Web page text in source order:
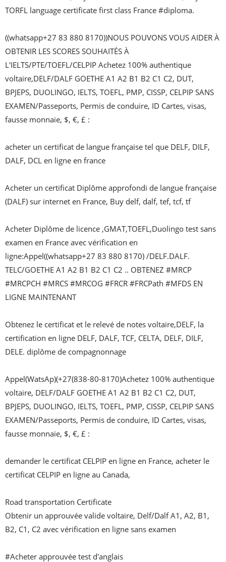
TORFL language certificate first class France #diploma.
((whatsapp+27 83 880 8170))NOUS POUVONS VOUS AIDER À
OBTENIR LES SCORES SOUHAITÉS À
L'IELTS/PTE/TOEFL/CELPIP Achetez 100% authentique
voltaire,DELF/DALF GOETHE A1 A2 B1 B2 C1 C2, DUT,
BPJEPS, DUOLINGO, IELTS, TOEFL, PMP, CISSP, CELPIP SANS
EXAMEN/Passeports, Permis de conduire, ID Cartes, visas,
fausse monnaie, $, €, £ :
acheter un certificat de langue française tel que DELF, DILF,
DALF, DCL en ligne en france
Acheter un certificat Diplôme approfondi de langue française
(DALF) sur internet en France, Buy delf, dalf, tef, tcf, tf
Acheter Diplôme de licence ,GMAT,TOEFL,Duolingo test sans
examen en France avec vérification en
ligne:Appel((whatsapp+27 83 880 8170) /DELF.DALF.
TELC/GOETHE A1 A2 B1 B2 C1 C2 .. OBTENEZ #MRCP
#MRCPCH #MRCS #MRCOG #FRCR #FRCPath #MFDS EN
LIGNE MAINTENANT
Obtenez le certificat et le relevé de notes voltaire,DELF, la
certification en ligne DELF, DALF, TCF, CELTA, DELF, DILF,
DELE. diplôme de compagnonnage
Appel(WatsAp)(+27(838-80-8170)Achetez 100% authentique
voltaire, DELF/DALF GOETHE A1 A2 B1 B2 C1 C2, DUT,
BPJEPS, DUOLINGO, IELTS, TOEFL, PMP, CISSP, CELPIP SANS
EXAMEN/Passeports, Permis de conduire, ID Cartes, visas,
fausse monnaie, $, €, £ :
demander le certificat CELPIP en ligne en France, acheter le
certificat CELPIP en ligne au Canada,
Road transportation Certificate
Obtenir un approuvée valide voltaire, Delf/Dalf A1, A2, B1,
B2, C1, C2 avec vérification en ligne sans examen
#Acheter approuvée test d'anglais